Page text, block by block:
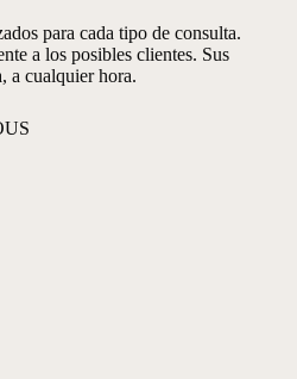
para cada tipo de consulta.
a los posibles clientes. Sus
a cualquier hora.